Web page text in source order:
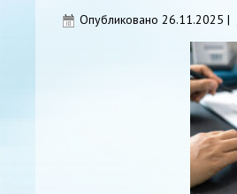
Опубликовано 26.11.2025 |